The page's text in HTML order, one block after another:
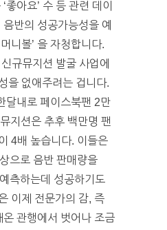
좋아요’ 수 등 관련 데이
반의 성공가능성을 예
니볼’ 을 자청합니다.
규뮤지션 발굴 사업에
을 없애주려는 겁니다.
달내로 페이스북팬 2만
지션은 추후 백만명 팬
4배 높습니다. 이들은
으로 음반 판매량을
측하는데 성공하기도
이제 전문가의 감, 즉
온 관행에서 벗어나 조금